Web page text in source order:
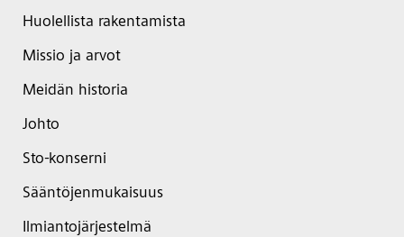
Huolellista rakentamista
Missio ja arvot
Meidän historia
Johto
Sto-konserni
Sääntöjenmukaisuus
Ilmiantojärjestelmä